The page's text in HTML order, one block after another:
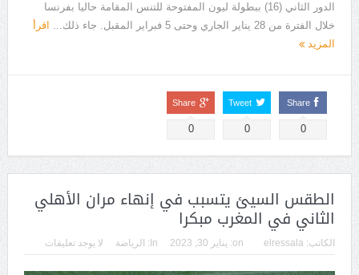
الدور الثاني (16) ببطولة ليون المفتوحة للتنس المقامة حاليا بفرنسا
خلال الفترة من 28 يناير الجاري وحتى 5 فبراير المقبل. جاء ذلك...
اقرأ
المزيد
Share
0
Tweet
0
Share
0
الطقس السيئ يتسبب في إنهاء مران الأهلي
الثاني في المغرب مبكرا
الكاتب: elressala
on: يناير 30, 2023 In: الرياضة لا يوجد تعليقات